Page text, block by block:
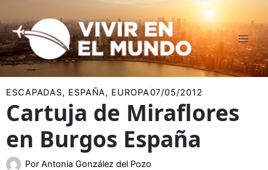
al
contenido
ESCAPADAS, ESPAÑA, EUROPA07/05/2012
Cartuja de Miraflores
en Burgos España
Por Antonia González del Pozo